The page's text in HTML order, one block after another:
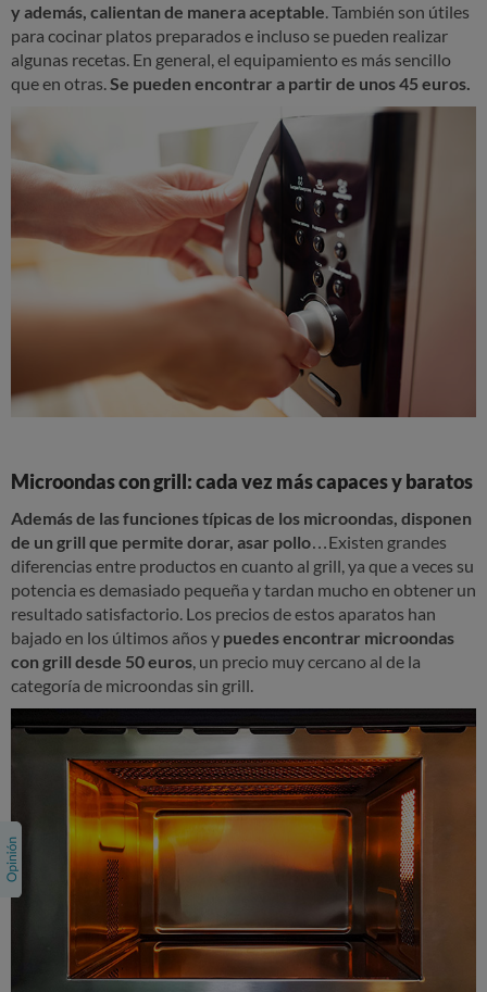
y además, calientan de manera aceptable. También son útiles
para cocinar platos preparados e incluso se pueden realizar
algunas recetas. En general, el equipamiento es más sencillo
que en otras.Se pueden encontrar a partir de unos 45 euros.
Microondas con grill: cada vez más capaces y baratos
Además de las funciones típicas de los microondas, disponen
de un grill que permite dorar, asar pollo …Existen grandes
diferencias entre productos en cuanto al grill, ya que a veces su
potencia es demasiado pequeña y tardan mucho en obtener un
resultado satisfactorio. Los precios de estos aparatos han
bajado en los últimos años y puedes encontrar microondas
con grill desde 50 euros , un precio muy cercano al de la
categoría de microondas sin grill.